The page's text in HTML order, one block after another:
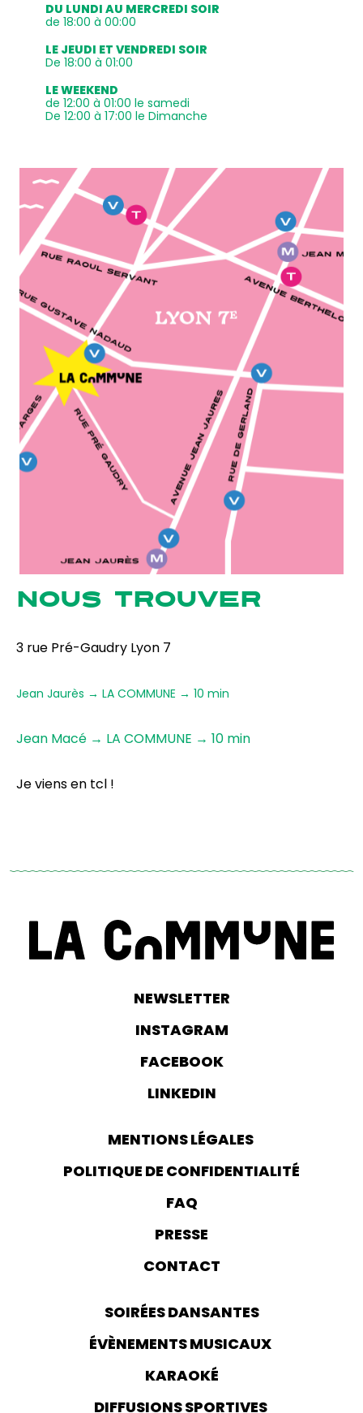
DU LUNDI AU MERCREDI SOIR
de 18:00 à 00:00
LE JEUDI ET VENDREDI SOIR
De 18:00 à 01:00
LE WEEKEND
de 12:00 à 01:00 le samedi
De 12:00 à 17:00 le Dimanche
NOUS TROUVER
3 rue Pré-Gaudry Lyon 7
Jean Jaurès → LA COMMUNE → 10 min
Jean Macé → LA COMMUNE → 10 min
Je viens en tcl !
NEWSLETTER
INSTAGRAM
FACEBOOK
LINKEDIN
MENTIONS LÉGALES
POLITIQUE DE CONFIDENTIALITÉ
FAQ
PRESSE
CONTACT
SOIRÉES DANSANTES
ÉVÈNEMENTS MUSICAUX
KARAOKÉ
DIFFUSIONS SPORTIVES